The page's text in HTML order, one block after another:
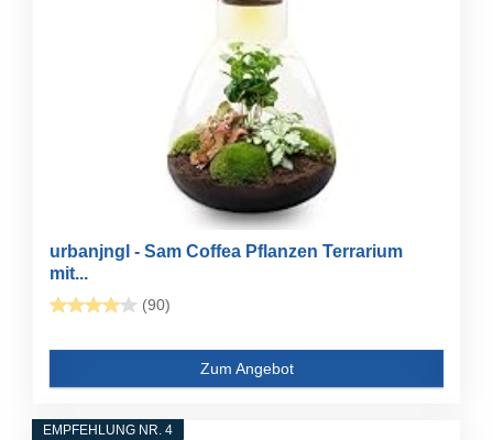
urbanjngl - Sam Coffea Pflanzen Terrarium
mit...
(90)
Zum Angebot
EMPFEHLUNG NR. 4